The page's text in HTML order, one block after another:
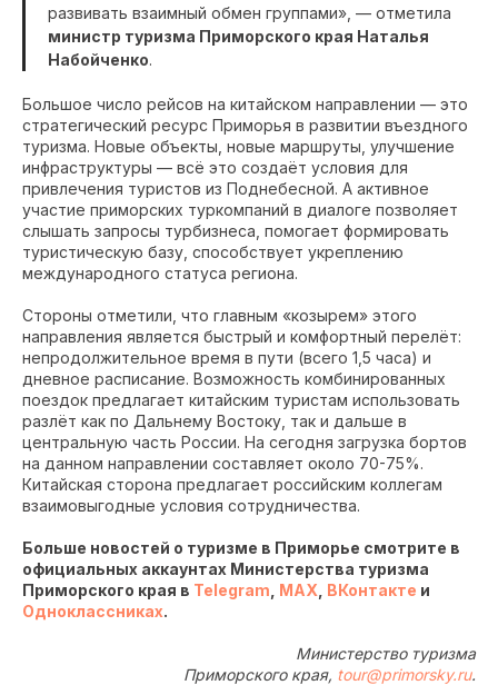
развивать взаимный обмен группами», — отметила
министр туризма Приморского края Наталья
Набойченко.
Большое число рейсов на китайском направлении — это
стратегический ресурс Приморья в развитии въездного
туризма. Новые объекты, новые маршруты, улучшение
инфраструктуры — всё это создаёт условия для
привлечения туристов из Поднебесной. А активное
участие приморских туркомпаний в диалоге позволяет
слышать запросы турбизнеса, помогает формировать
туристическую базу, способствует укреплению
международного статуса региона.
Стороны отметили, что главным «козырем» этого
направления является быстрый и комфортный перелёт:
непродолжительное время в пути (всего 1,5 часа) и
дневное расписание. Возможность комбинированных
поездок предлагает китайским туристам использовать
разлёт как по Дальнему Востоку, так и дальше в
центральную часть России. На сегодня загрузка бортов
на данном направлении составляет около 70-75%.
Китайская сторона предлагает российским коллегам
взаимовыгодные условия сотрудничества.
Больше новостей о туризме в Приморье смотрите в
официальных аккаунтах Министерства туризма
Приморского края в Telegram MAX ВКонтакте и
Одноклассниках.
Министерство туризма
Приморского края, tour@primorsky.ru.